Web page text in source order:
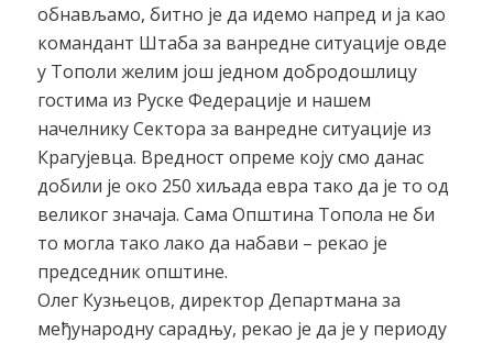
обнављамо, битно је да идемо напред и ја као
командант Штаба за ванредне ситуације овде
у Тополи желим још једном добродошлицу
гостима из Руске Федерације и нашем
начелнику Сектора за ванредне ситуације из
Крагујевца. Вредност опреме коју смо данас
добили је око 250 хиљада евра тако да је то од
великог значаја. Сама Општина Топола не би
то могла тако лако да набави – рекао је
председник општине.
Олег Кузњецов, директор Департмана за
међународну сарадњу, рекао је да је у периоду